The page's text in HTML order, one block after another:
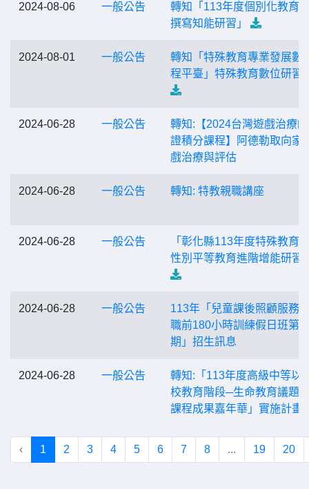
2024-08-06 一般公告
轉知「113年度個別化教育
撰寫知能研習」
2024-08-01 一般公告
轉知「特殊教育專業發展數
程平臺」特殊教育數位研習
2024-06-28 一般公告
轉知:【2024台灣遊戲治療
證積分課程】阿德勒取向家
戲治療與評估
2024-06-28 一般公告 轉知: 特教親職講座
2024-06-28 一般公告
「彰化縣113年度特殊教育
性別平等教育進階增能研習
2024-06-28 一般公告
113年「兒童課後照顧服務
職前180小時訓練假日班第
期」招生訊息
2024-06-28 一般公告
轉知:「113年度高級中等以
校教育階段─生命教育議題
課程成果嘉年華」實施計畫
‹ 1 2 3 4 5 6 7 8 ... 19 20